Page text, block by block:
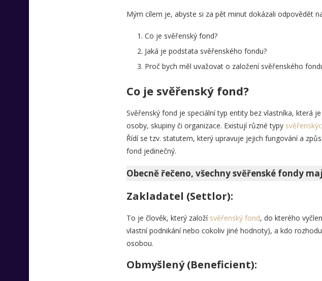
Mým cílem je, abyste si za pět minut dokázali odpovědět
Co je svěřenský fond?
Jaká je podstata svěřenského fondu?
Proč bych měl uvažovat o založení svěřenského
Co je svěřenský fond?
Svěřenský fond je speciální typ entity bez vlastníka, která
osoby, skupiny či organizace. Existují různé typy
Řídí se tzv. statutem, který upravuje jejich fungování a
fond jedinečný.
Obecně řečeno, všechny svěřenské fondy
Zakladatel (Settlor):
To je člověk, který založí svěřenský fond, do kterého
vlastní podnikání nebo cokoliv jiné hodnoty), a kdo
osobou.
Obmyšlený (Beneficient):